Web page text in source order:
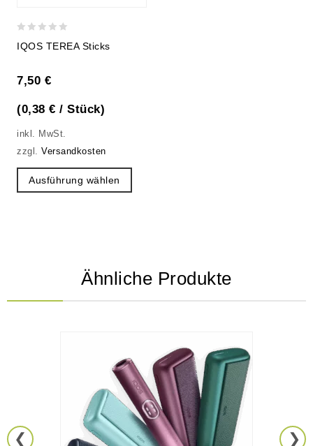
IQOS TEREA Sticks
7,50 €
(0,38 € / Stück)
inkl. MwSt.
zzgl. Versandkosten
Ausführung wählen
Ähnliche Produkte